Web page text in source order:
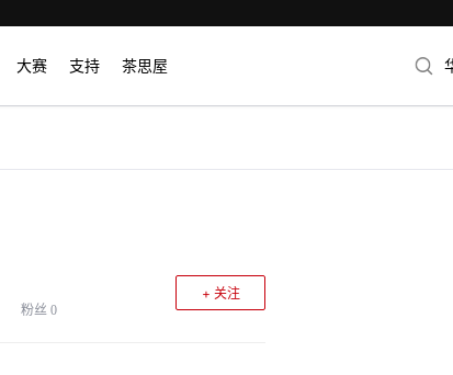
大赛 支持 茶思屋
粉丝 0
+ 关注